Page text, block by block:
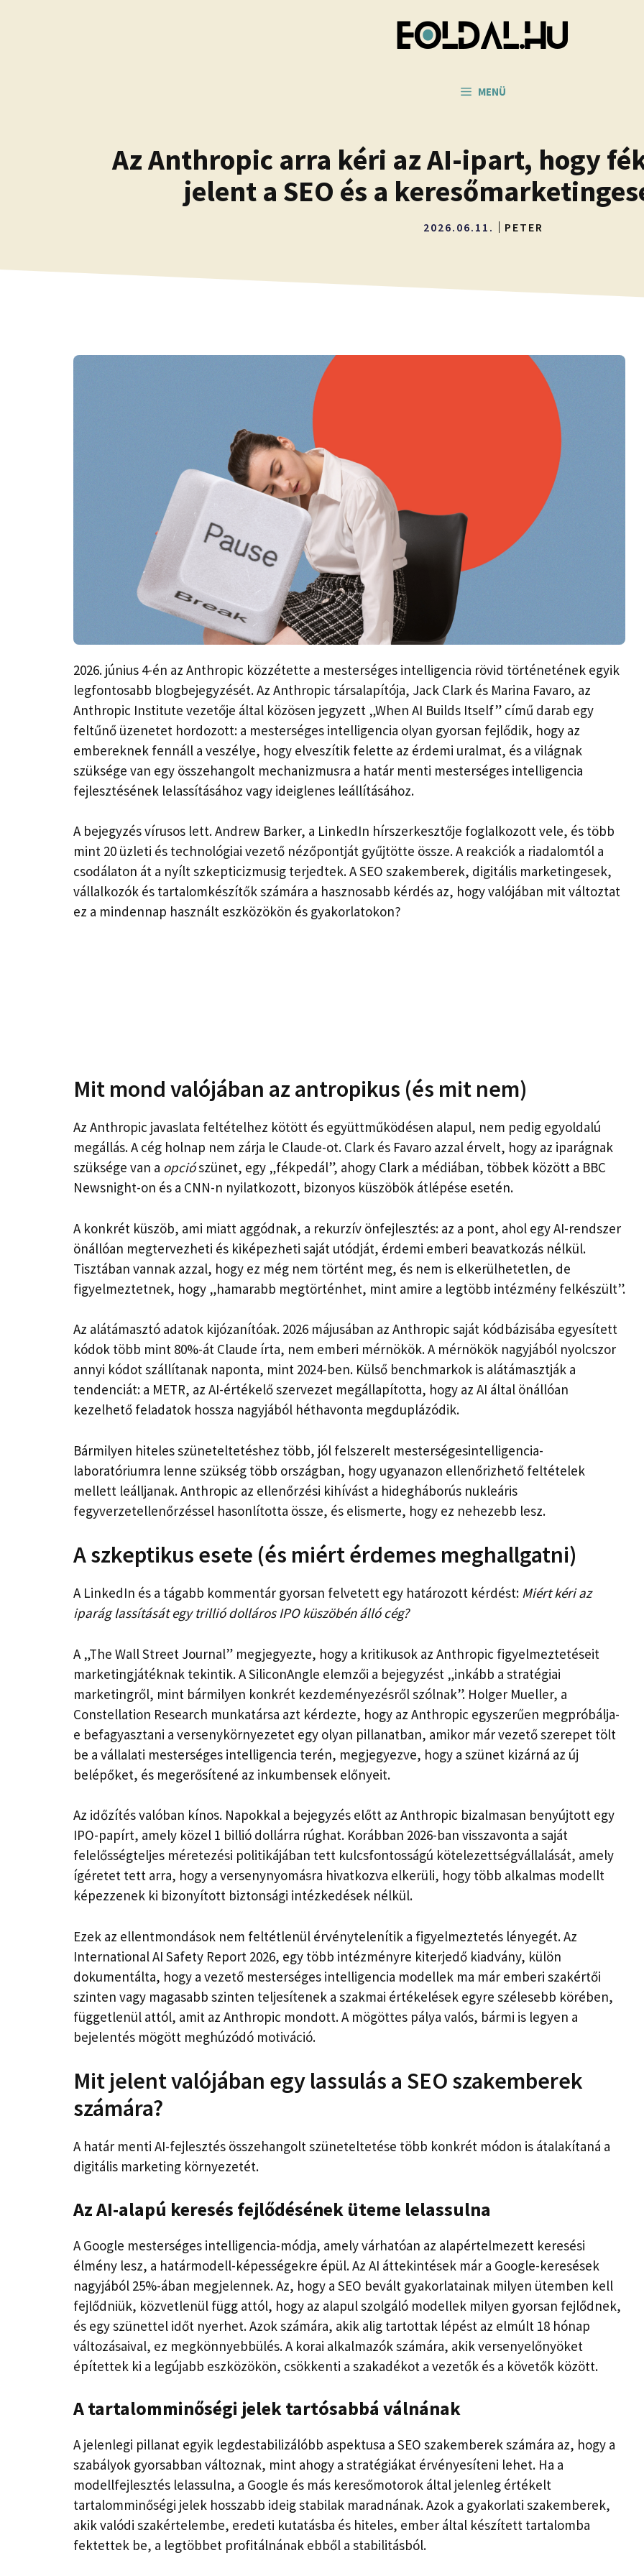
MENÜ
Az Anthropic arra kéri az AI-ipart, hogy
jelent a SEO és a
2026.06.11. PETER
2026. június 4-én az Anthropic közzétette a mesterséges intelligencia rövid történetének egyik
legfontosabb blogbejegyzését. Az Anthropic társalapítója, Jack Clark és Marina Favaro, az
Anthropic Institute vezetője által közösen jegyzett „When AI Builds Itself” című darab egy
feltűnő üzenetet hordozott: a mesterséges intelligencia olyan gyorsan fejlődik, hogy az
embereknek fennáll a veszélye, hogy elveszítik felette az érdemi uralmat, és a világnak
szüksége van egy összehangolt mechanizmusra a határ menti mesterséges intelligencia
fejlesztésének lelassításához vagy ideiglenes leállításához.
A bejegyzés vírusos lett. Andrew Barker, a LinkedIn hírszerkesztője foglalkozott vele, és több
mint 20 üzleti és technológiai vezető nézőpontját gyűjtötte össze. A reakciók a riadalomtól a
csodálaton át a nyílt szkepticizmusig terjedtek. A SEO szakemberek, digitális marketingesek,
vállalkozók és tartalomkészítők számára a hasznosabb kérdés az, hogy valójában mit változtat
ez a mindennap használt eszközökön és gyakorlatokon?
Mit mond valójában az antropikus (és mit nem)
Az Anthropic javaslata feltételhez kötött és együttműködésen alapul, nem pedig egyoldalú
megállás. A cég holnap nem zárja le Claude-ot. Clark és Favaro azzal érvelt, hogy az iparágnak
szüksége van a opciószünet, egy „fékpedál”, ahogy Clark a médiában, többek között a BBC
Newsnight-on és a CNN-n nyilatkozott, bizonyos küszöbök átlépése esetén.
A konkrét küszöb, ami miatt aggódnak, a rekurzív önfejlesztés: az a pont, ahol egy AI-rendszer
önállóan megtervezheti és kiképezheti saját utódját, érdemi emberi beavatkozás nélkül.
Tisztában vannak azzal, hogy ez még nem történt meg, és nem is elkerülhetetlen, de
figyelmeztetnek, hogy „hamarabb megtörténhet, mint amire a legtöbb intézmény felkészült”.
Az alátámasztó adatok kijózanítóak. 2026 májusában az Anthropic saját kódbázisába egyesített
kódok több mint 80%-át Claude írta, nem emberi mérnökök. A mérnökök nagyjából nyolcszor
annyi kódot szállítanak naponta, mint 2024-ben. Külső benchmarkok is alátámasztják a
tendenciát: a METR, az AI-értékelő szervezet megállapította, hogy az AI által önállóan
kezelhető feladatok hossza nagyjából héthavonta megduplázódik.
Bármilyen hiteles szüneteltetéshez több, jól felszerelt mesterségesintelligencia-
laboratóriumra lenne szükség több országban, hogy ugyanazon ellenőrizhető feltételek
mellett leálljanak. Anthropic az ellenőrzési kihívást a hidegháborús nukleáris
fegyverzetellenőrzéssel hasonlította össze, és elismerte, hogy ez nehezebb lesz.
A szkeptikus esete (és miért érdemes meghallgatni)
A LinkedIn és a tágabb kommentár gyorsan felvetett egy határozott kérdést: Miért kéri az
iparág lassítását egy trillió dolláros IPO küszöbén álló cég?
A „The Wall Street Journal” megjegyezte, hogy a kritikusok az Anthropic figyelmeztetéseit
marketingjátéknak tekintik. A SiliconAngle elemzői a bejegyzést „inkább a stratégiai
marketingről, mint bármilyen konkrét kezdeményezésről szólnak”. Holger Mueller, a
Constellation Research munkatársa azt kérdezte, hogy az Anthropic egyszerűen megpróbálja-
e befagyasztani a versenykörnyezetet egy olyan pillanatban, amikor már vezető szerepet tölt
be a vállalati mesterséges intelligencia terén, megjegyezve, hogy a szünet kizárná az új
belépőket, és megerősítené az inkumbensek előnyeit.
Az időzítés valóban kínos. Napokkal a bejegyzés előtt az Anthropic bizalmasan benyújtott egy
IPO-papírt, amely közel 1 billió dollárra rúghat. Korábban 2026-ban visszavonta a saját
felelősségteljes méretezési politikájában tett kulcsfontosságú kötelezettségvállalását, amely
ígéretet tett arra, hogy a versenynyomásra hivatkozva elkerüli, hogy több alkalmas modellt
képezzenek ki bizonyított biztonsági intézkedések nélkül.
Ezek az ellentmondások nem feltétlenül érvénytelenítik a figyelmeztetés lényegét. Az
International AI Safety Report 2026, egy több intézményre kiterjedő kiadvány, külön
dokumentálta, hogy a vezető mesterséges intelligencia modellek ma már emberi szakértői
szinten vagy magasabb szinten teljesítenek a szakmai értékelések egyre szélesebb körében,
függetlenül attól, amit az Anthropic mondott. A mögöttes pálya valós, bármi is legyen a
bejelentés mögött meghúzódó motiváció.
Mit jelent valójában egy lassulás a SEO szakemberek
számára?
A határ menti AI-fejlesztés összehangolt szüneteltetése több konkrét módon is átalakítaná a
digitális marketing környezetét.
Az AI-alapú keresés fejlődésének üteme lelassulna
A Google mesterséges intelligencia-módja, amely várhatóan az alapértelmezett keresési
élmény lesz, a határmodell-képességekre épül. Az AI áttekintések már a Google-keresések
nagyjából 25%-ában megjelennek. Az, hogy a SEO bevált gyakorlatainak milyen ütemben kell
fejlődniük, közvetlenül függ attól, hogy az alapul szolgáló modellek milyen gyorsan fejlődnek,
és egy szünettel időt nyerhet. Azok számára, akik alig tartottak lépést az elmúlt 18 hónap
változásaival, ez megkönnyebbülés. A korai alkalmazók számára, akik versenyelőnyöket
építettek ki a legújabb eszközökön, csökkenti a szakadékot a vezetők és a követők között.
A tartalomminőségi jelek tartósabbá válnának
A jelenlegi pillanat egyik legdestabilizálóbb aspektusa a SEO szakemberek számára az, hogy a
szabályok gyorsabban változnak, mint ahogy a stratégiákat érvényesíteni lehet. Ha a
modellfejlesztés lelassulna, a Google és más keresőmotorok által jelenleg értékelt
tartalomminőségi jelek hosszabb ideig stabilak maradnának. Azok a gyakorlati szakemberek,
akik valódi szakértelembe, eredeti kutatásba és hiteles, ember által készített tartalomba
fektettek be, a legtöbbet profitálnának ebből a stabilitásból.